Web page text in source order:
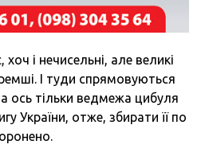
і нечисельні, але великі
І туди спрямовуються
ось тільки ведмежа цибуля
України, отже, збирати її по